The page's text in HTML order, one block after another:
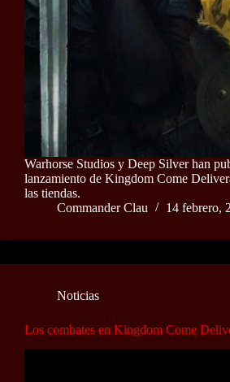
Warhorse Studios y Deep Silver han
lanzamiento de Kingdom Come
las tiendas.
Commander Clau
14 febrero,
Noticias
Los combates en Kingdom Come